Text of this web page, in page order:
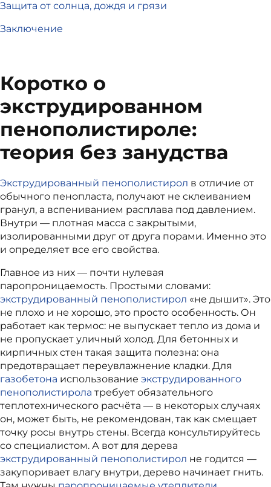
Защита от солнца, дождя и грязи
Заключение
Коротко о
экструдированном
пенополистироле:
теория без занудства
Экструдированный пенополистирол в отличие от
обычного пенопласта, получают не склеиванием
гранул, а вспениванием расплава под давлением.
Внутри — плотная масса с закрытыми,
изолированными друг от друга порами. Именно это
и определяет все его свойства.
Главное из них — почти нулевая
паропроницаемость. Простыми словами:
экструдированный пенополистирол «не дышит». Это
не плохо и не хорошо, это просто особенность. Он
работает как термос: не выпускает тепло из дома и
не пропускает уличный холод. Для бетонных и
кирпичных стен такая защита полезна: она
предотвращает переувлажнение кладки. Для
газобетона использование экструдированного
пенополистирола требует обязательного
теплотехнического расчёта — в некоторых случаях
он, может быть, не рекомендован, так как смещает
точку росы внутрь стены. Всегда консультируйтесь
со специалистом. А вот для дерева
экструдированный пенополистирол не годится —
закупоривает влагу внутри, дерево начинает гнить.